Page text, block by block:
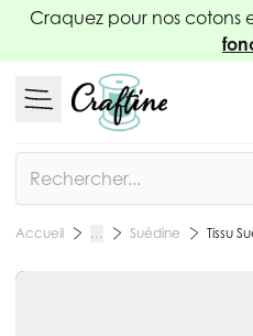
Allez au contenu
Craquez pour nos cotons
Accueil … Suédine